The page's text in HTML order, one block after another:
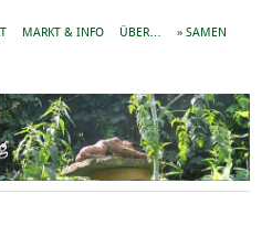
MARKT & INFO ÜBER… » SAMEN